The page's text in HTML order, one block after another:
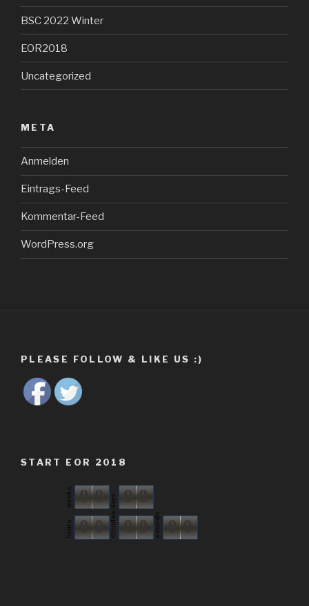
BSC 2022 Winter
EOR2018
Uncategorized
META
Anmelden
Eintrags-Feed
Kommentar-Feed
WordPress.org
PLEASE FOLLOW & LIKE US :)
START EOR 2018
weeks 0 0 days 0 0
hours 0 0 minutes 0 0 seconds 0 0